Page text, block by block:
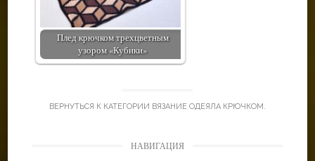
Плед крючком трехцветным
узором «Кубики»
ВЕРНУТЬСЯ К КАТЕГОРИИ ВЯЗАНИЕ ОДЕЯЛА КРЮЧКОМ.
НАВИГАЦИЯ